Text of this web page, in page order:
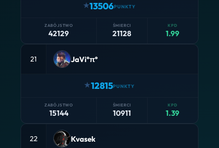
13506
42129 21128 1.99
21 JaVi°π°
12815
15144 10911 1.39
22 Kvasek